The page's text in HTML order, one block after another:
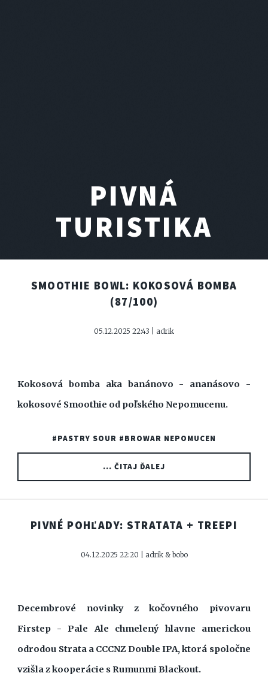
PIVNÁ
TURISTIKA
SMOOTHIE BOWL: KOKOSOVÁ BOMBA
(87/100)
05.12.2025 22:43 | adrik
Kokosová bomba aka banánovo - ananásovo -
kokosové Smoothie od poľského Nepomucenu.
#PASTRY SOUR #BROWAR NEPOMUCEN
... ČITAJ ĎALEJ
PIVNÉ POHĽADY: STRATATA + TREEPI
04.12.2025 22:20 | adrik & bobo
Decembrové novinky z kočovného pivovaru
Firstep - Pale Ale chmelený hlavne americkou
odrodou Strata a CCCNZ Double IPA, ktorá spoločne
vzišla z kooperácie s Rumunmi Blackout.